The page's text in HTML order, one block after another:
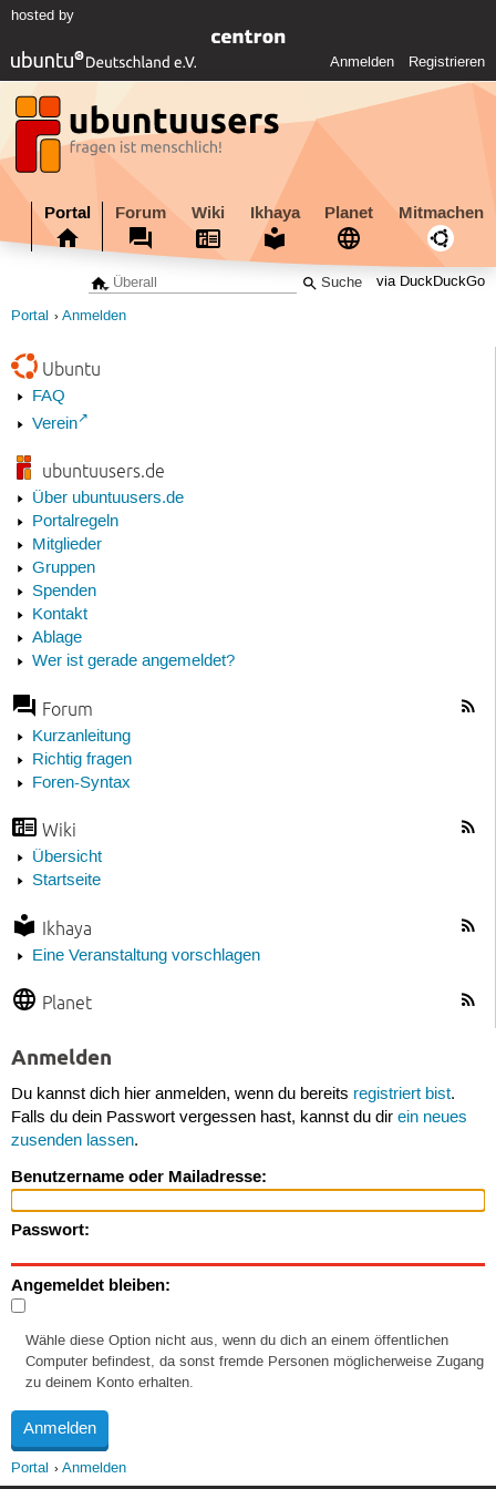
hosted by
Anmelden Registrieren
Portal Forum Wiki Ikhaya Planet Mitmachen
via DuckDuckGo
Portal Anmelden
Ubuntu
FAQ
Verein
ubuntuusers.de
Über ubuntuusers.de
Portalregeln
Mitglieder
Gruppen
Spenden
Kontakt
Ablage
Wer ist gerade angemeldet?
Forum
Kurzanleitung
Richtig fragen
Foren-Syntax
Wiki
Übersicht
Startseite
Ikhaya
Eine Veranstaltung vorschlagen
Planet
Anmelden
Du kannst dich hier anmelden, wenn du bereits registriert bist.
Falls du dein Passwort vergessen hast, kannst du dir ein neues
zusenden lassen.
Benutzername oder Mailadresse:
Passwort:
Angemeldet bleiben:
Wähle diese Option nicht aus, wenn du dich an einem öffentlichen
Computer befindest, da sonst fremde Personen möglicherweise Zugang
zu deinem Konto erhalten.
Portal Anmelden